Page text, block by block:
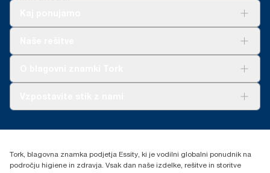
Essity Hungary Kft. Professional Hygiene
Budakeszi út 51.
Tork, blagovna znamka podjetja Essity, ki je vodilni globalni ponudnik na
področju higiene in zdravja. Vsak dan naše izdelke, rešitve in storitve